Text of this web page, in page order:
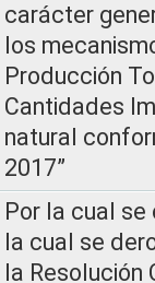
carácter
los
Producción
Cantidades
natural
2017”
Por la cual
la cual se
la Resolución